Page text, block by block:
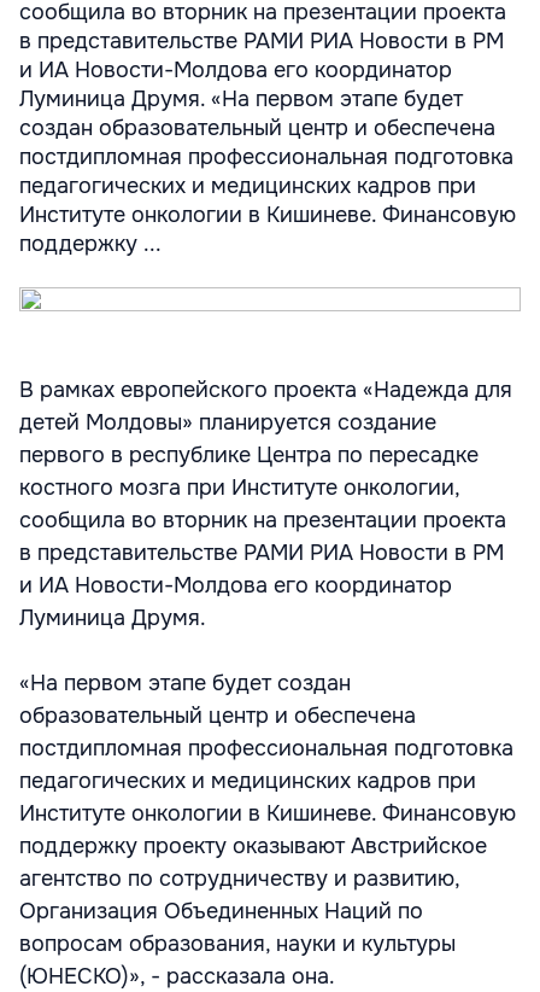
сообщила во вторник на презентации проекта
в представительстве РАМИ РИА Новости в РМ
и ИА Новости-Молдова его координатор
Луминица Друмя. «На первом этапе будет
создан образовательный центр и обеспечена
постдипломная профессиональная подготовка
педагогических и медицинских кадров при
Институте онкологии в Кишиневе. Финансовую
поддержку ...
В рамках европейского проекта «Надежда для
детей Молдовы» планируется создание
первого в республике Центра по пересадке
костного мозга при Институте онкологии,
сообщила во вторник на презентации проекта
в представительстве РАМИ РИА Новости в РМ
и ИА Новости-Молдова его координатор
Луминица Друмя.
«На первом этапе будет создан
образовательный центр и обеспечена
постдипломная профессиональная подготовка
педагогических и медицинских кадров при
Институте онкологии в Кишиневе. Финансовую
поддержку проекту оказывают Австрийское
агентство по сотрудничеству и развитию,
Организация Объединенных Наций по
вопросам образования, науки и культуры
(ЮНЕСКО)», - рассказала она.